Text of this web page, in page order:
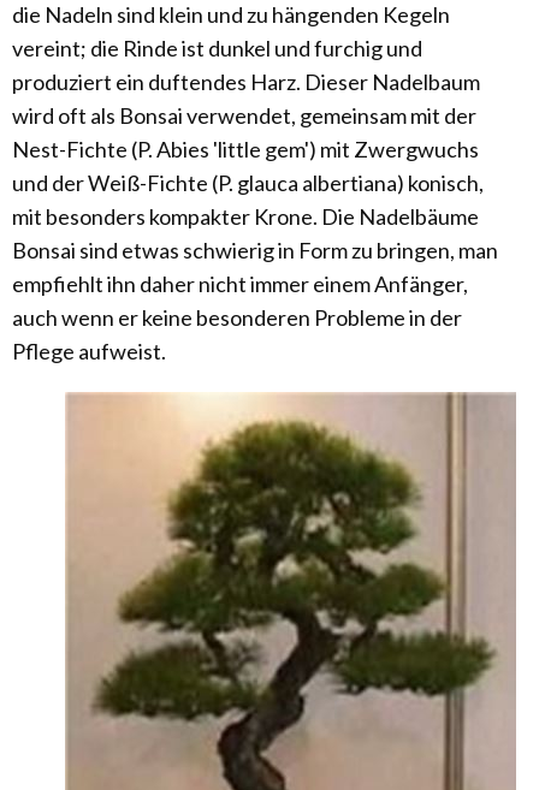
die Nadeln sind klein und zu hängenden Kegeln
vereint; die Rinde ist dunkel und furchig und
produziert ein duftendes Harz. Dieser Nadelbaum
wird oft als Bonsai verwendet, gemeinsam mit der
Nest-Fichte (P. Abies 'little gem') mit Zwergwuchs
und der Weiß-Fichte (P. glauca albertiana) konisch,
mit besonders kompakter Krone. Die Nadelbäume
Bonsai sind etwas schwierig in Form zu bringen, man
empfiehlt ihn daher nicht immer einem Anfänger,
auch wenn er keine besonderen Probleme in der
Pflege aufweist.